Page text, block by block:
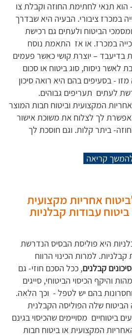
הוא תנאי לחתימת החוזה וקבלת צו
במכרז ציבורי. הבעיה היא שבדרך
הביטוח ולעתים גם רכישת
במכרז. או אז התאמת נוסח
בדיעבד – יוצרת קושי כאשר פעמים
לאשר ניסוח, סוג ביטוח או סכום
- בסעיפים בהם היא רואה סיכון
לעתים תעריפים גבוהים.
המקצועית וביטוח חבות המוצר
לך לצלוח את משוכת אישור
ביתר קלות. וגם חוסכת לך
קריאה
אחריות מקצועית
עבודות קבלניות
היא פוליסת הבסיס הנדרשת
למרות הכינוי הרווח
קבלנים, ככל הסכם חוזי- גם
והיקף הכיסוי הביטוחי, סייגים
וחסרונות בהם יש לטפל - וכך הלאה.
הביטוח שלה הפוליסה הקבלנית
ביטוחיים מסויימים שהכיסוי בגינם
המקצועית או ביטוח חבות